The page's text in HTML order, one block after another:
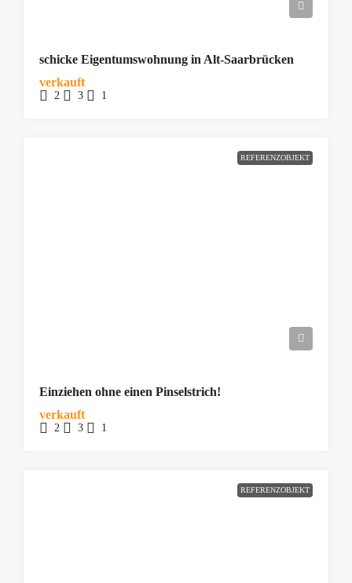
schicke Eigentumswohnung in Alt-Saarbrücken
verkauft
2 3 1
REFERENZOBJEKT
Einziehen ohne einen Pinselstrich!
verkauft
2 3 1
REFERENZOBJEKT